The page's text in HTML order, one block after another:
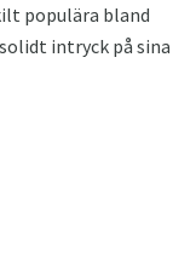
populära bland
intryck på sina